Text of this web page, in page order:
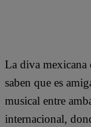
La diva mexicana
saben que es
musical entre
internacional,